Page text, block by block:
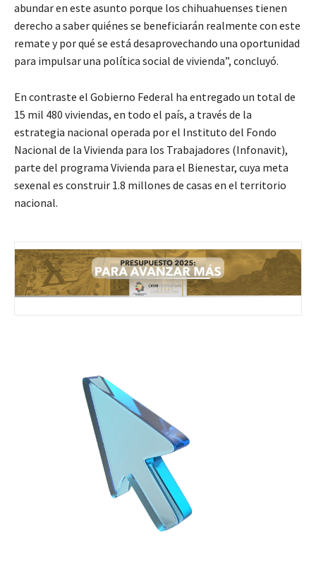
abundar en este asunto porque los chihuahuenses tienen
derecho a saber quiénes se beneficiarán realmente con este
remate y por qué se está desaprovechando una oportunidad
para impulsar una política social de vivienda”, concluyó.
En contraste el Gobierno Federal ha entregado un total de
15 mil 480 viviendas, en todo el país, a través de la
estrategia nacional operada por el Instituto del Fondo
Nacional de la Vivienda para los Trabajadores (Infonavit),
parte del programa Vivienda para el Bienestar, cuya meta
sexenal es construir 1.8 millones de casas en el territorio
nacional.